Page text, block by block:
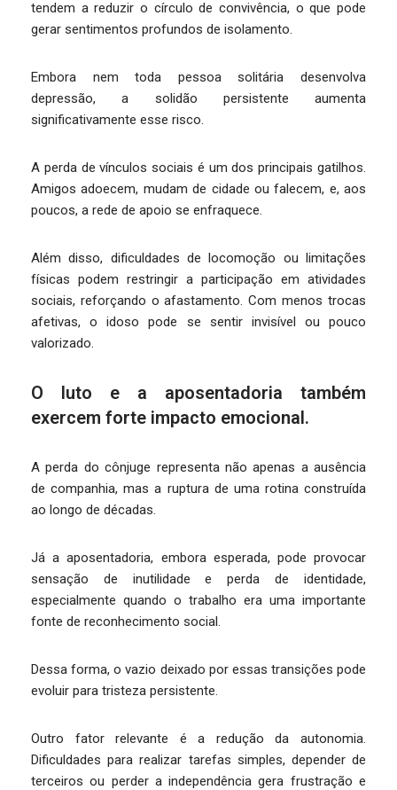
tendem a reduzir o círculo de convivência, o que pode
gerar sentimentos profundos de isolamento.
Embora nem toda pessoa solitária desenvolva
depressão, a solidão persistente aumenta
significativamente esse risco.
A perda de vínculos sociais é um dos principais gatilhos.
Amigos adoecem, mudam de cidade ou falecem, e, aos
poucos, a rede de apoio se enfraquece.
Além disso, dificuldades de locomoção ou limitações
físicas podem restringir a participação em atividades
sociais, reforçando o afastamento. Com menos trocas
afetivas, o idoso pode se sentir invisível ou pouco
valorizado.
O luto e a aposentadoria também
exercem forte impacto emocional.
A perda do cônjuge representa não apenas a ausência
de companhia, mas a ruptura de uma rotina construída
ao longo de décadas.
Já a aposentadoria, embora esperada, pode provocar
sensação de inutilidade e perda de identidade,
especialmente quando o trabalho era uma importante
fonte de reconhecimento social.
Dessa forma, o vazio deixado por essas transições pode
evoluir para tristeza persistente.
Outro fator relevante é a redução da autonomia.
Dificuldades para realizar tarefas simples, depender de
terceiros ou perder a independência gera frustração e